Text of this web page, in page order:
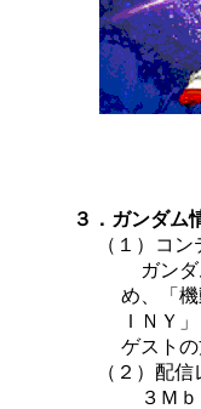
３．ガンダム
（１）コ
ガンダ
め、「
ＩＮＹ
ゲスト
（２）配信
３Ｍｂ